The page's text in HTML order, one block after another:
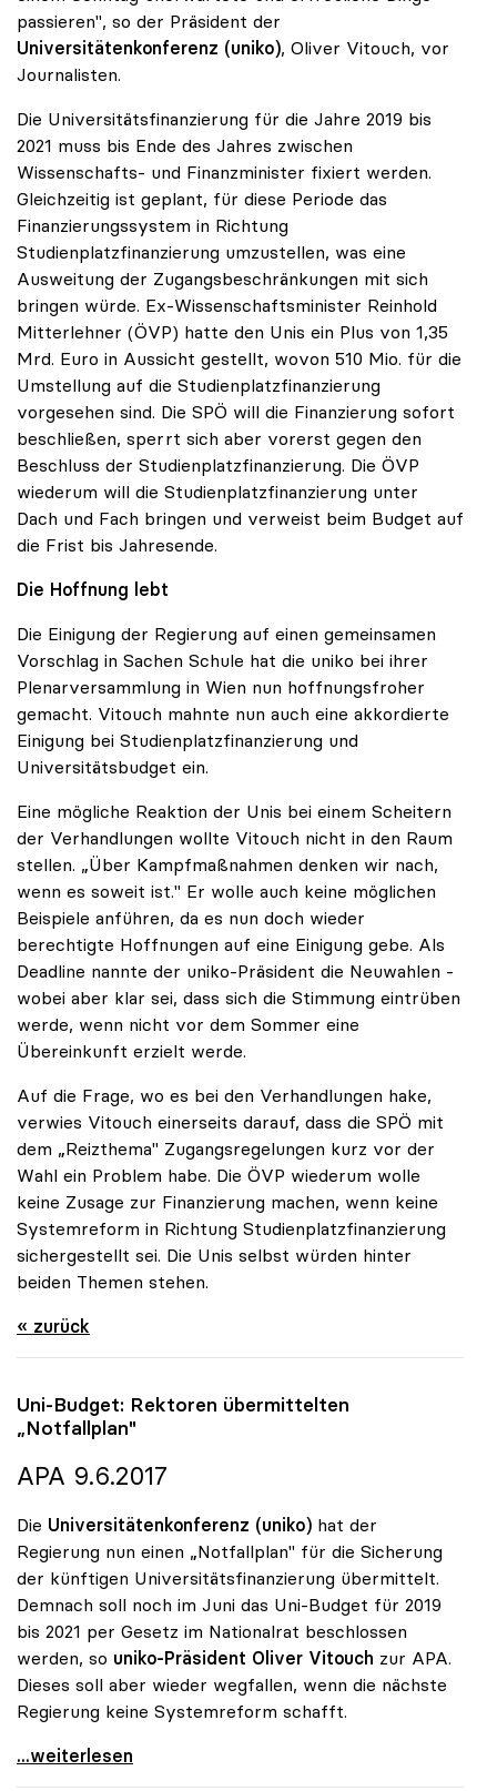
passieren", so der Präsident der
Universitätenkonferenz (uniko), Oliver Vitouch, vor
Journalisten.
Die Universitätsfinanzierung für die Jahre 2019 bis
2021 muss bis Ende des Jahres zwischen
Wissenschafts- und Finanzminister fixiert werden.
Gleichzeitig ist geplant, für diese Periode das
Finanzierungssystem in Richtung
Studienplatzfinanzierung umzustellen, was eine
Ausweitung der Zugangsbeschränkungen mit sich
bringen würde. Ex-Wissenschaftsminister Reinhold
Mitterlehner (ÖVP) hatte den Unis ein Plus von 1,35
Mrd. Euro in Aussicht gestellt, wovon 510 Mio. für die
Umstellung auf die Studienplatzfinanzierung
vorgesehen sind. Die SPÖ will die Finanzierung sofort
beschließen, sperrt sich aber vorerst gegen den
Beschluss der Studienplatzfinanzierung. Die ÖVP
wiederum will die Studienplatzfinanzierung unter
Dach und Fach bringen und verweist beim Budget auf
die Frist bis Jahresende.
Die Hoffnung lebt
Die Einigung der Regierung auf einen gemeinsamen
Vorschlag in Sachen Schule hat die uniko bei ihrer
Plenarversammlung in Wien nun hoffnungsfroher
gemacht. Vitouch mahnte nun auch eine akkordierte
Einigung bei Studienplatzfinanzierung und
Universitätsbudget ein.
Eine mögliche Reaktion der Unis bei einem Scheitern
der Verhandlungen wollte Vitouch nicht in den Raum
stellen. „Über Kampfmaßnahmen denken wir nach,
wenn es soweit ist." Er wolle auch keine möglichen
Beispiele anführen, da es nun doch wieder
berechtigte Hoffnungen auf eine Einigung gebe. Als
Deadline nannte der uniko-Präsident die Neuwahlen -
wobei aber klar sei, dass sich die Stimmung eintrüben
werde, wenn nicht vor dem Sommer eine
Übereinkunft erzielt werde.
Auf die Frage, wo es bei den Verhandlungen hake,
verwies Vitouch einerseits darauf, dass die SPÖ mit
dem „Reizthema" Zugangsregelungen kurz vor der
Wahl ein Problem habe. Die ÖVP wiederum wolle
keine Zusage zur Finanzierung machen, wenn keine
Systemreform in Richtung Studienplatzfinanzierung
sichergestellt sei. Die Unis selbst würden hinter
beiden Themen stehen.
« zurück
Uni-Budget: Rektoren übermittelten
„Notfallplan"
APA 9.6.2017
Die Universitätenkonferenz (uniko) hat der
Regierung nun einen „Notfallplan" für die Sicherung
der künftigen Universitätsfinanzierung übermittelt.
Demnach soll noch im Juni das Uni-Budget für 2019
bis 2021 per Gesetz im Nationalrat beschlossen
werden, so uniko-Präsident Oliver Vitouch zur APA.
Dieses soll aber wieder wegfallen, wenn die nächste
Regierung keine Systemreform schafft.
Uni-Budget: Rektoren übermittelten „Notfallplan\"
...weiterlesen